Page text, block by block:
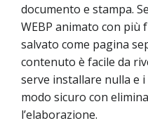
documento e stampa.
WEBP animato con più
salvato come pagina
contenuto è facile da
serve installare nulla e
modo sicuro con
l’elaborazione.